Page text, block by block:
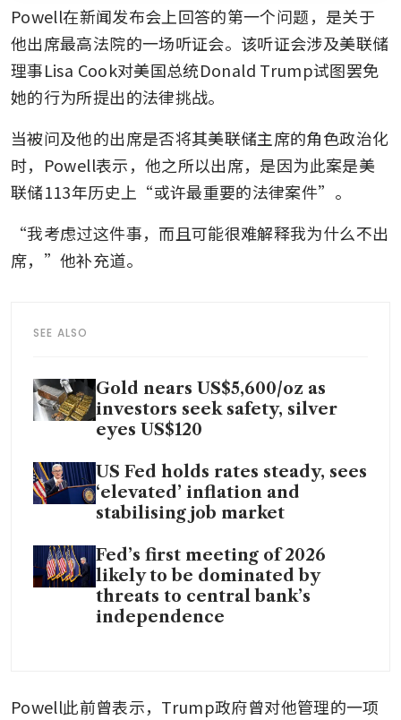
Powell在新闻发布会上回答的第一个问题，是关于
他出席最高法院的一场听证会。该听证会涉及美联储
理事Lisa Cook对美国总统Donald Trump试图罢免
她的行为所提出的法律挑战。
当被问及他的出席是否将其美联储主席的角色政治化
时，Powell表示，他之所以出席，是因为此案是美
联储113年历史上“或许最重要的法律案件”。
“我考虑过这件事，而且可能很难解释我为什么不出
席，”他补充道。
SEE ALSO
Gold nears US$5,600/oz as
investors seek safety, silver
eyes US$120
US Fed holds rates steady, sees
‘elevated’ inflation and
stabilising job market
Fed’s first meeting of 2026
likely to be dominated by
threats to central bank’s
independence
Powell此前曾表示，Trump政府曾对他管理的一项